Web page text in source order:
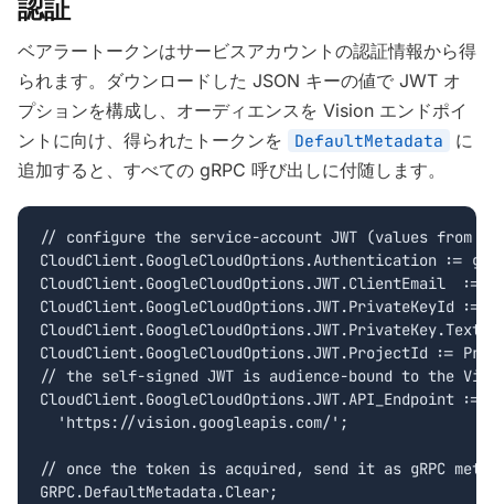
認証
ベアラートークンはサービスアカウントの認証情報から得
られます。ダウンロードした JSON キーの値で JWT オ
プションを構成し、オーディエンスを Vision エンドポイ
ントに向け、得られたトークンを
DefaultMetadata
に
追加すると、すべての gRPC 呼び出しに付随します。
// configure the service-account JWT (values from
CloudClient.GoogleCloudOptions.Authentication :=
CloudClient.GoogleCloudOptions.JWT.ClientEmail
CloudClient.GoogleCloudOptions.JWT.PrivateKeyId
CloudClient.GoogleCloudOptions.JWT.ProjectId :=
// the self-signed JWT is audience-bound to the
CloudClient.GoogleCloudOptions.JWT.API_Endpoint :=
  'https://vision.googleapis.com/';
// once the token is acquired, send it as gRPC
GRPC.DefaultMetadata.Clear;